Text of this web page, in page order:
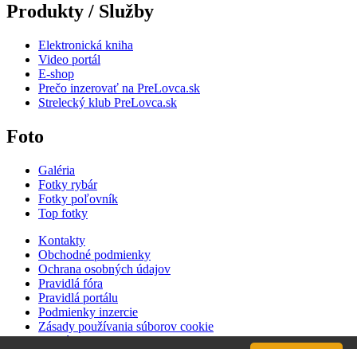
Produkty / Služby
Elektronická kniha
Video portál
E-shop
Prečo inzerovať na PreLovca.sk
Strelecký klub PreLovca.sk
Foto
Galéria
Fotky rybár
Fotky poľovník
Top fotky
Kontakty
Obchodné podmienky
Ochrana osobných údajov
Pravidlá fóra
Pravidlá portálu
Podmienky inzercie
Zásady používania súborov cookie
Cenník inzercie